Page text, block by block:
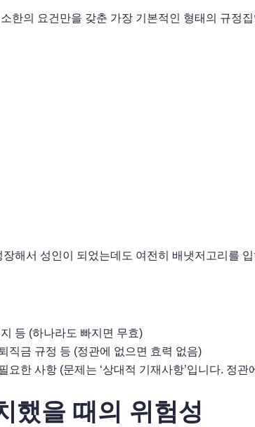
한의 요건만을 갖춘 가장 기본적인 형태의 규정
해서 성인이 되었는데도 여전히 배냇저고리를
등 (하나라도 빠지면 무효)
직금 규정 등 (정관에 없으면 효력 없음)
요한 사항 (문제는 ‘상대적 기재사항’입니다. 정
했을 때의 위험성